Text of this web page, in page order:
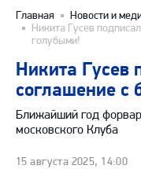
Главная
Новости и
Никита Гусев
голубыми!
Никита Гусев
соглашение с
Ближайший год
московского Клуба
15 августа 2025, 14:00